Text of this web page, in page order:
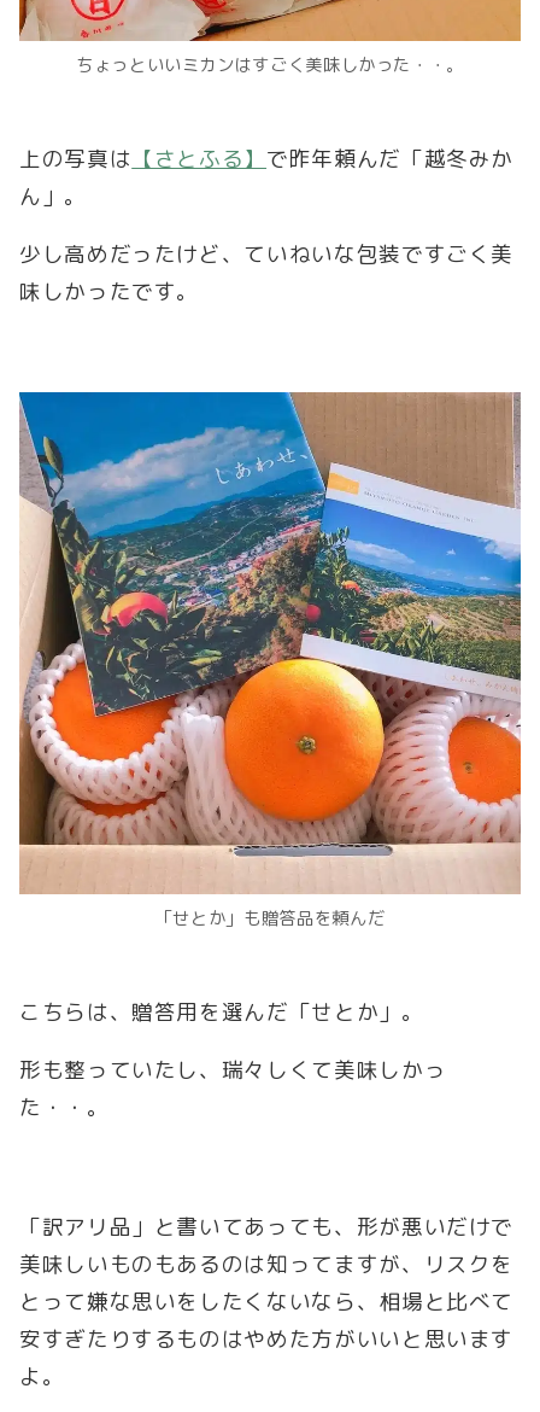
ちょっといいミカンはすごく美味しかった・・。
上の写真は 【さとふる】 で昨年頼んだ「越冬みか
ん」。
少し高めだったけど、ていねいな包装ですごく美
味しかったです。
「せとか」も贈答品を頼んだ
こちらは、贈答用を選んだ「せとか」。
形も整っていたし、瑞々しくて美味しかっ
た・・。
「訳アリ品」と書いてあっても、形が悪いだけで
美味しいものもあるのは知ってますが、リスクを
とって嫌な思いをしたくないなら、相場と比べて
安すぎたりするものはやめた方がいいと思います
よ。